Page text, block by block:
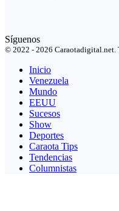
Síguenos
© 2022 - 2026 Caraotadigital.net.
Inicio
Venezuela
Mundo
EEUU
Sucesos
Show
Deportes
Caraota Tips
Tendencias
Columnistas